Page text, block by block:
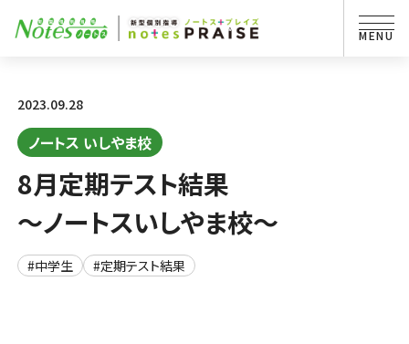
2023.09.28
ノートス いしやま校
8月定期テスト結果
～ノートスいしやま校～
#中学生 #定期テスト結果